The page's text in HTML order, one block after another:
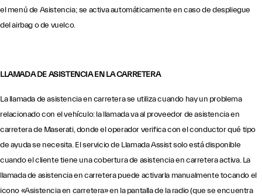
el menú de Asistencia; se activa automáticamente en caso de despliegue
del airbag o de vuelco.
LLAMADA DE ASISTENCIA EN LA CARRETERA
La llamada de asistencia en carretera se utiliza cuando hay un problema
relacionado con el vehículo: la llamada va al proveedor de asistencia en
carretera de Maserati, donde el operador verifica con el conductor qué tipo
de ayuda se necesita. El servicio de Llamada Assist solo está disponible
cuando el cliente tiene una cobertura de asistencia en carretera activa. La
llamada de asistencia en carretera puede activarla manualmente tocando el
icono «Asistencia en carretera» en la pantalla de la radio (que se encuentra